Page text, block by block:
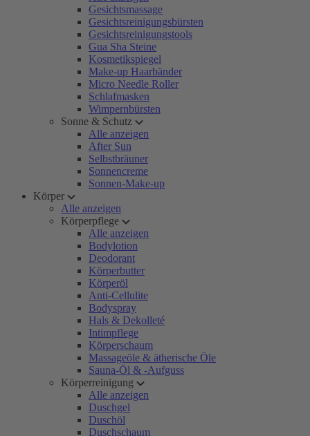
Gesichtsmassage
Gesichtsreinigungsbürsten
Gesichtsreinigungstools
Gua Sha Steine
Kosmetikspiegel
Make-up Haarbänder
Micro Needle Roller
Schlafmasken
Wimpernbürsten
Sonne & Schutz
Alle anzeigen
After Sun
Selbstbräuner
Sonnencreme
Sonnen-Make-up
Körper
Alle anzeigen
Körperpflege
Alle anzeigen
Bodylotion
Deodorant
Körperbutter
Körperöl
Anti-Cellulite
Bodyspray
Hals & Dekolleté
Intimpflege
Körperschaum
Massageöle & ätherische Öle
Sauna-Öl & -Aufguss
Körperreinigung
Alle anzeigen
Duschgel
Duschöl
Duschschaum